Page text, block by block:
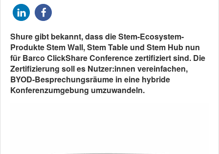
Shure gibt bekannt, dass die Stem-Ecosystem-
Produkte Stem Wall, Stem Table und Stem Hub nun
für Barco ClickShare Conference zertifiziert sind. Die
Zertifizierung soll es Nutzer:innen vereinfachen,
BYOD-Besprechungsräume in eine hybride
Konferenzumgebung umzuwandeln.